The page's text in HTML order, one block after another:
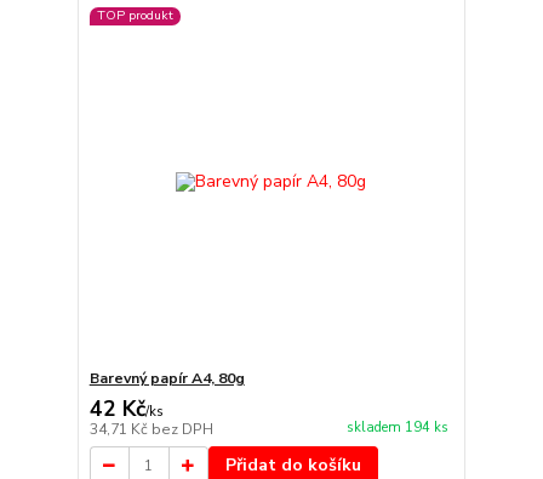
TOP produkt
Barevný papír A4, 80g
42 Kč/ks
34,71 Kč bez DPH skladem 194 ks
Přidat do košíku